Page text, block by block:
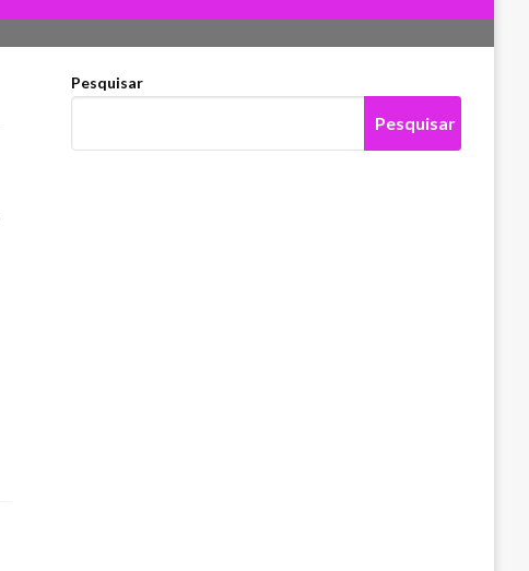
Pesquisar
Pesquisar